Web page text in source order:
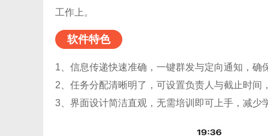
工作上。
软件特色
1、信息传递快速准确，一键群发与定向通知，确
2、任务分配清晰明了，可设置负责人与截止时间
3、界面设计简洁直观，无需培训即可上手，减少